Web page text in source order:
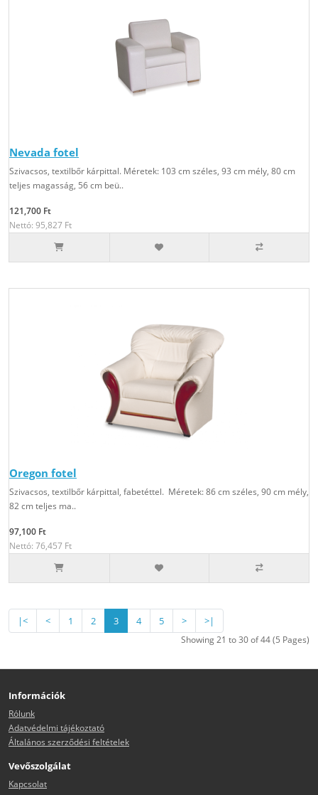
Nevada fotel
Szivacsos, textilbőr kárpittal. Méretek: 103 cm széles, 93 cm mély, 80 cm
teljes magasság, 56 cm beü..
121,700 Ft
Nettó: 95,827 Ft
Oregon fotel
Szivacsos, textilbőr kárpittal, fabetéttel. Méretek: 86 cm széles, 90 cm mély,
82 cm teljes ma..
97,100 Ft
Nettó: 76,457 Ft
|< < 1 2 3 4 5 > >|
Showing 21 to 30 of 44 (5 Pages)
Információk
Rólunk
Adatvédelmi tájékoztató
Általános szerződési feltételek
Vevőszolgálat
Kapcsolat